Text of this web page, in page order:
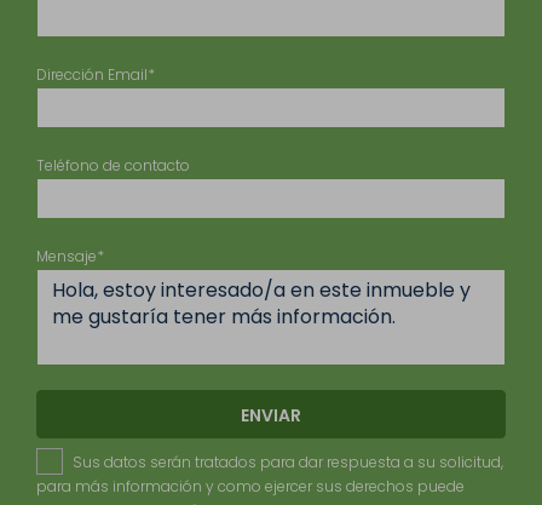
Dirección Email*
Teléfono de contacto
Mensaje*
ENVIAR
Sus datos serán tratados para dar respuesta a su solicitud,
para más información y como ejercer sus derechos puede